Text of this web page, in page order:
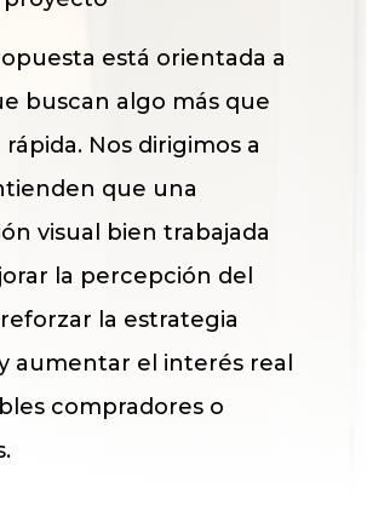
está orientada a
buscan algo más que
Nos dirigimos a
que una
visual bien trabajada
la percepción del
la estrategia
aumentar el interés real
compradores o